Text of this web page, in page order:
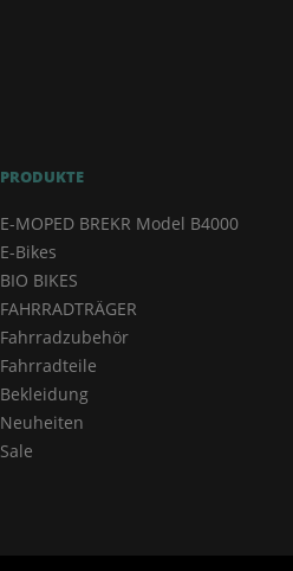
PRODUKTE
E-MOPED BREKR Model B4000
E-Bikes
BIO BIKES
FAHRRADTRÄGER
Fahrradzubehör
Fahrradteile
Bekleidung
Neuheiten
Sale